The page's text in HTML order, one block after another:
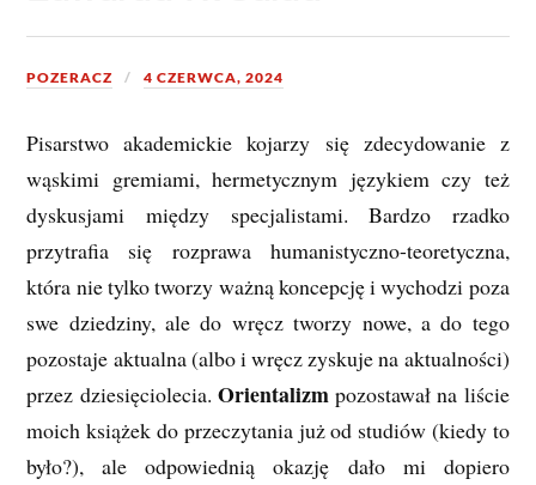
POZERACZ 4 CZERWCA, 2024
Pisarstwo akademickie kojarzy się zdecydowanie z
wąskimi gremiami, hermetycznym językiem czy też
dyskusjami między specjalistami. Bardzo rzadko
przytrafia się rozprawa humanistyczno-teoretyczna,
która nie tylko tworzy ważną koncepcję i wychodzi poza
swe dziedziny, ale do wręcz tworzy nowe, a do tego
pozostaje aktualna (albo i wręcz zyskuje na aktualności)
przez dziesięciolecia. Orientalizmpozostawał na liście
moich książek do przeczytania już od studiów (kiedy to
było?), ale odpowiednią okazję dało mi dopiero